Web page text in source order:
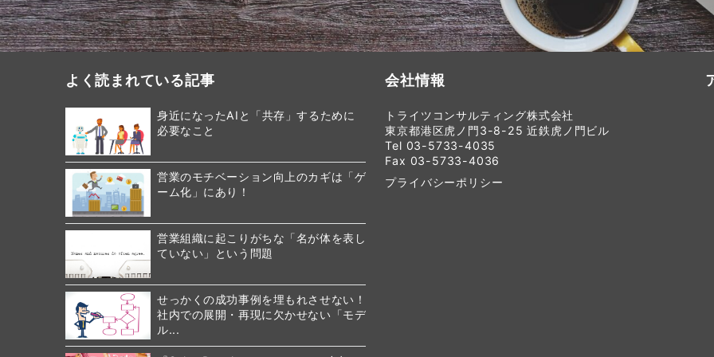
よく読まれている記事
身近になったAIと「共存」するために
必要なこと
営業のモチベーション向上のカギは「ゲ
ーム化」にあり！
営業組織に起こりがちな「名が体を表し
ていない」という問題
せっかくの成功事例を埋もれさせない！
社内での展開・再現に欠かせない「モデ
ル...
会社情報
トライツコンサルティング株式会社
東京都港区虎ノ門3-8-25 近鉄虎ノ門ビル
Tel 03-5733-4035
Fax 03-5733-4036
プライバシーポリシー